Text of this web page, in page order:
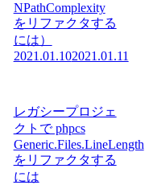
NPathComplexity
をリファクタする
には）
2021.01.102021.01.11
レガシープロジェ
クトで phpcs
Generic.Files.LineLength
をリファクタする
には